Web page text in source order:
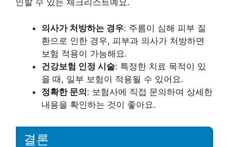
인할 수 있는 체크리스트예요.
의사가 처방하는 경우: 주름이 심해 피부 질
환으로 인한 경우, 피부과 의사가 처방하면
보험 적용이 가능해요.
건강보험 인정 시술: 특정한 치료 목적이 있
을 때, 일부 보험이 적용될 수 있어요.
정확한 문의: 보험사에 직접 문의하여 상세한
내용을 확인하는 것이 좋아요.
결론